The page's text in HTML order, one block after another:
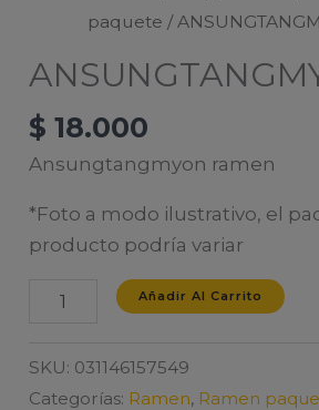
paquete /
$ 18.000
Ansungtangmyon ramen
*Foto a modo ilustrativo, el
producto podría variar
ANSUNGTANGMYUN
5
cantidad
Añadir Al Carrito
SKU: 031146157549
Categorías: Ramen, Ramen